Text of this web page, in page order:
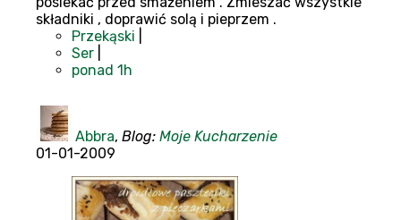
składniki , doprawić solą i pieprzem .
Przekąski
Ser
ponad 1h
Abbra, Blog: Moje Kucharzenie
01-01-2009